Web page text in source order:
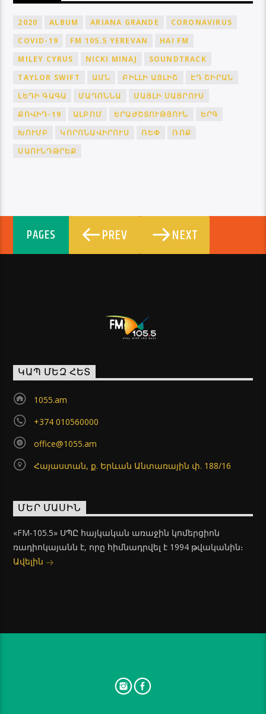
2020 ALBUM ARIANA GRANDE
CORONAVIRUS
COVID-19
FM 105.5 YEREVAN
HAI FM
MILEY CYRUS
NICKI MINAJ
SOUNDTRACK
TAYLOR SWIFT
ԱՄՆ ԲԻԼԼԻ ԱՅԼԻՇ
ԷԴ ՇԻՐԱՆ
ԼԵԴԻ ԳԱԳԱ
ՄԱԴՈՆՆԱ
ՄԱՅԼԻ ՍԱՅՐՈՒՍ
ՔՈՎԻԴ-19
ԱԼԲՈՄ ԵՐԱԺՇՏՈՒԹՅՈՒՆ
ԵՐԳ
ԽՈՒՄԲ
ԿՈՐՈՆԱՎԻՐՈՒՍ ՌԵՓ
ՌՈՔ
ՍԱՈՒՆԴԹՐԵՔ
PAGES PREV NEXT
ԿԱՊ ՄԵԶ ՀԵՏ
1055.am
+374 010560000
office@1055.am
Հայաստան, ք. Երևան Անտառային փ. 188/16
ՄԵՐ ՄԱՍԻՆ
«FM-105.5» ՍՊԸ հայկական առաջին կոմերցիոն
ռադիոկայանն է, որը հիմնադրվել է 1994 թվականին։
Ավելին